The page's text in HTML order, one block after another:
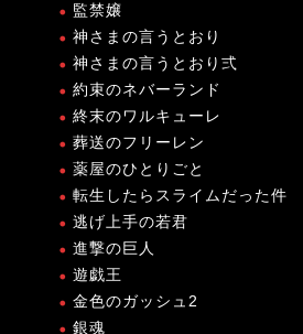
監禁嬢
神さまの言うとおり
神さまの言うとおり弍
約束のネバーランド
終末のワルキューレ
葬送のフリーレン
薬屋のひとりごと
転生したらスライムだった件
逃げ上手の若君
進撃の巨人
遊戯王
金色のガッシュ2
銀魂